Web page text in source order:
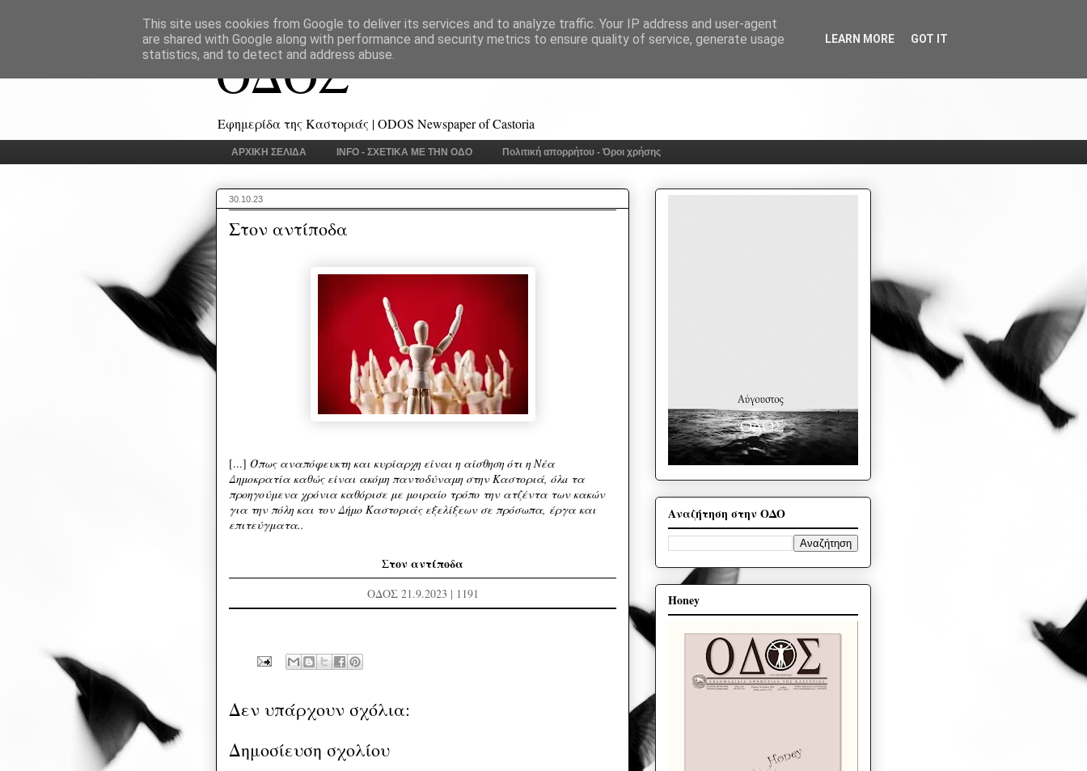
ΟΔΟΣ
Εφημερίδα της Καστοριάς | ODOS Newspaper of Castoria
ΑΡΧΙΚΗ ΣΕΛΙΔΑ INFO - ΣΧΕΤΙΚΑ ΜΕ ΤΗΝ ΟΔΟ Πολιτική απορρήτου - Όροι χρήσης
30.10.23
Στον αντίποδα
[...] Όπως αναπόφευκτη και κυρίαρχη είναι η αίσθηση ότι η Νέα
Δημοκρατία καθώς είναι ακόμη παντοδύναμη στην Καστοριά, όλa τα
προηγούμενα χρόνια καθόρισε με μοιραίο τρόπο την ατζέντα των κακών
για την πόλη και τον Δήμο Καστοριάς εξελίξεων σε πρόσωπα, έργα και
επιτεύγματα..
Στον αντίποδα
ΟΔΟΣ 21.9.2023 | 1191
Δεν υπάρχουν σχόλια:
Δημοσίευση σχολίου
Αναζήτηση στην ΟΔΟ
Honey
This site uses cookies from Google to deliver its services and to analyze traffic. Your IP address and user-agent
are shared with Google along with performance and security metrics to ensure quality of service, generate usage
statistics, and to detect and address abuse.
LEARN MORE GOT IT